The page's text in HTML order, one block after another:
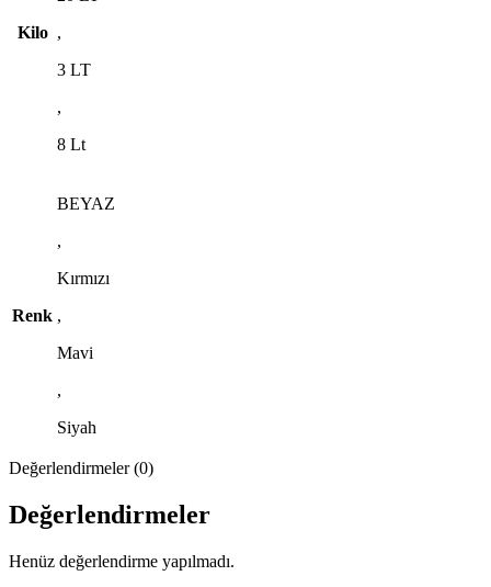
Kilo ,
3 LT
,
8 Lt
Renk
BEYAZ
,
Kırmızı
,
Mavi
,
Siyah
Değerlendirmeler (0)
Değerlendirmeler
Henüz değerlendirme yapılmadı.